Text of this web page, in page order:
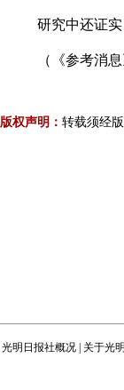
研究中还证
（《参考消息
版权声明： 转载须经
光明日报社概况 关于光